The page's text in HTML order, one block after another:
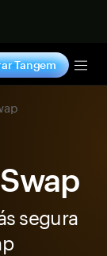
Tangem
segura